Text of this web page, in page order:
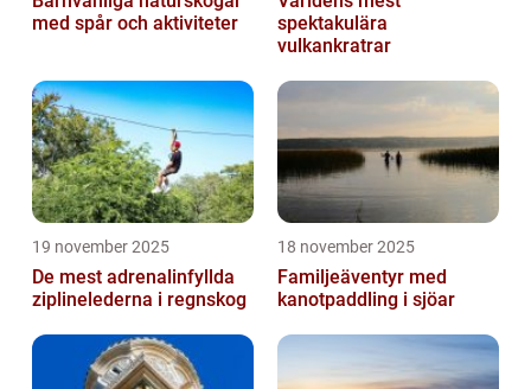
med spår och aktiviteter
spektakulära
vulkankratrar
19 november 2025
De mest adrenalinfyllda
ziplinelederna i regnskog
18 november 2025
Familjeäventyr med
kanotpaddling i sjöar